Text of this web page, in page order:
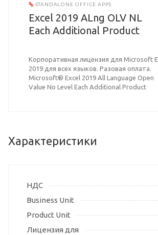
STANDALONE OFFICE APPS
Excel 2019 ALng OLV NL
Each Additional Product
Корпоративная лицензия для Microsoft
2019 для всех языков. Разовая оплата.
Microsoft® Excel 2019 All Language Open
Value No Level Each Additional Product
Характеристики
НДС
Business Unit
Product Unit
Лицензия для